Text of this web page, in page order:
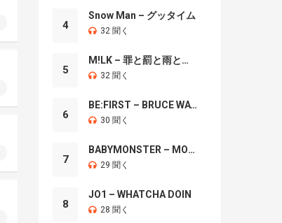
4
Snow Man – グッタイム
32 聞く
5
M!LK – 罪と罰と雨とキス
32 聞く
6
BE:FIRST – BRUCE WAYNE
30 聞く
7
BABYMONSTER – MOON
29 聞く
8
JO1 – WHATCHA DOIN
28 聞く